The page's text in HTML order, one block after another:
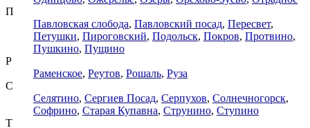
П
Павловская слобода, Павловский посад, Пересвет,
Петушки, Пироговский, Подольск, Покров, Протвино,
Пушкино, Пущино
Р
Раменское, Реутов, Рошаль, Руза
С
Селятино, Сергиев Посад, Серпухов, Солнечногорск,
Софрино, Старая Купавна, Струнино, Ступино
Т